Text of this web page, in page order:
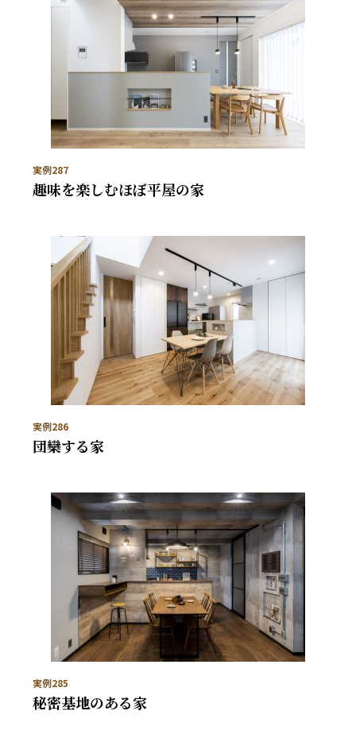
実例287
趣味を楽しむほぼ平屋の家
実例286
団欒する家
実例285
秘密基地のある家